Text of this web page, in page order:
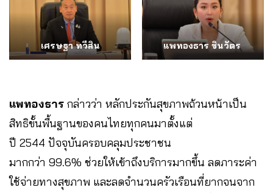
เศรษฐา ทวีสิน แพทองธาร ชินวัตร
แพทองธาร กล่าวว่า หลักประกันสุขภาพถ้วนหน้าเป็น
สิทธิขั้นพื้นฐานของคนไทยทุกคนมาตั้งแต่
ปี 2544 ปัจจุบันครอบคลุมประชาชน
มากกว่า 99.6% ช่วยให้เข้าถึงบริการมากขึ้น ลดภาระค่า
ใช้จ่ายทางสุขภาพ และลดจำนวนครัวเรือนที่ยากจนจาก